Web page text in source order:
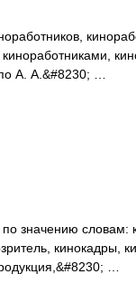
А. А.&#8230; …
значению словам:
кинокадры,
…